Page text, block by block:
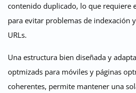
contenido duplicado, lo que requiere
para evitar problemas de indexación
URLs.
Una estructura bien diseñada y
optmizads para móviles y páginas
coherentes, permite mantener una